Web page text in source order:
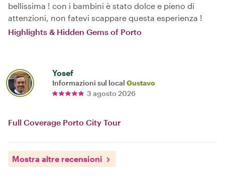
bellissima ! con i bambini è stato dolce e pieno di
attenzioni, non fatevi scappare questa esperienza !
Highlights & Hidden Gems of Porto
Yosef
Informazioni sul local Gustavo
3 agosto 2026
Full Coverage Porto City Tour
Mostra altre recensioni